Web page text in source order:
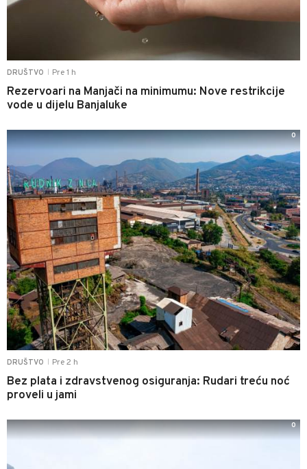
DRUŠTVO Pre 1 h
Rezervoari na Manjači na minimumu: Nove restrikcije
vode u dijelu Banjaluke
DRUŠTVO Pre 2 h
Bez plata i zdravstvenog osiguranja: Rudari treću noć
proveli u jami
0
0